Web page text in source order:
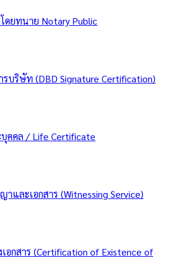
ดยทนาย Notary Public
รบริษัท (DBD Signature Certification)
คคล / Life Certificate
และเอกสาร (Witnessing Service)
อกสาร (Certification of Existence of